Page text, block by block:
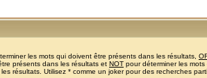
les mots qui doivent être présents dans les résultats,
présents dans les résultats et NOT pour déterminer les mots
résultats. Utilisez * comme un joker pour des recherches